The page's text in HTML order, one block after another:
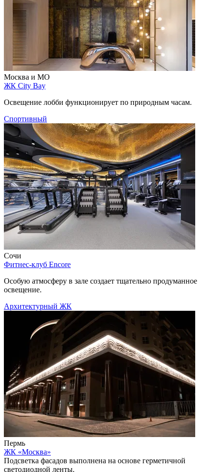
Москва и МО
ЖК City Bay
Освещение лобби функционирует по природным часам.
Спортивный
Сочи
Фитнес-клуб Encore
Особую атмосферу в зале создает тщательно продуманное
освещение.
Архитектурный ЖК
Пермь
ЖК «Москва»
Подсветка фасадов выполнена на основе герметичной
светодиодной ленты.